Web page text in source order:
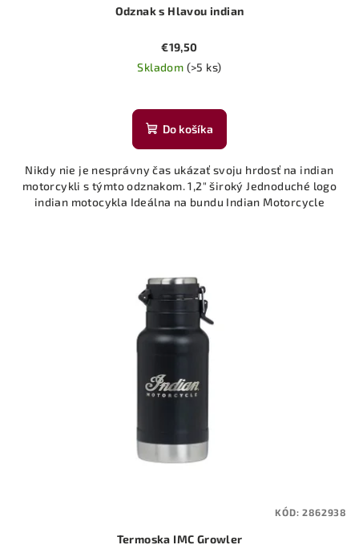
Odznak s Hlavou indian
€19,50
Skladom (>5 ks)
Do košíka
Nikdy nie je nesprávny čas ukázať svoju hrdosť na indian
motorcykli s týmto odznakom. 1,2" široký Jednoduché logo
indian motocykla Ideálna na bundu Indian Motorcycle
Termoska IMC Growler
KÓD:2862938